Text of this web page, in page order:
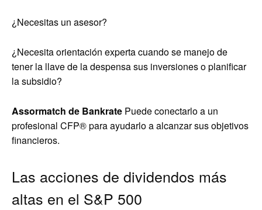
¿Necesitas un asesor?
¿Necesita orientación experta cuando se manejo de
tener la llave de la despensa sus inversiones o planificar
la subsidio?
Assormatch de Bankrate Puede conectarlo a un
profesional CFP® para ayudarlo a alcanzar sus objetivos
financieros.
Las acciones de dividendos más
altas en el S&P 500